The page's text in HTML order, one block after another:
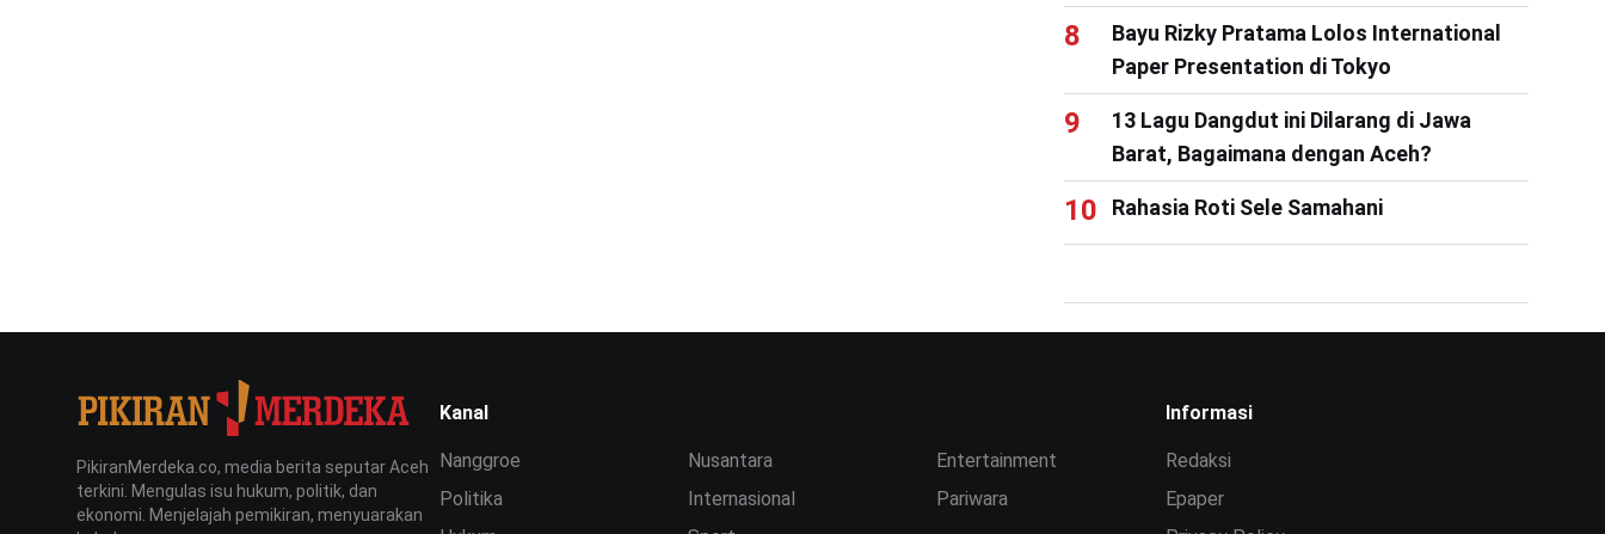
Bayu Rizky Pratama Lolos International
Paper Presentation di Tokyo
13 Lagu Dangdut ini Dilarang di Jawa
Barat, Bagaimana dengan Aceh?
Rahasia Roti Sele Samahani
PikiranMerdeka.co, media berita seputar Aceh
terkini. Mengulas isu hukum, politik, dan
ekonomi. Menjelajah pemikiran, menyuarakan
Kanal
Nanggroe
Politika
Nusantara
Internasional
Entertainment
Pariwara
Informasi
Redaksi
Epaper